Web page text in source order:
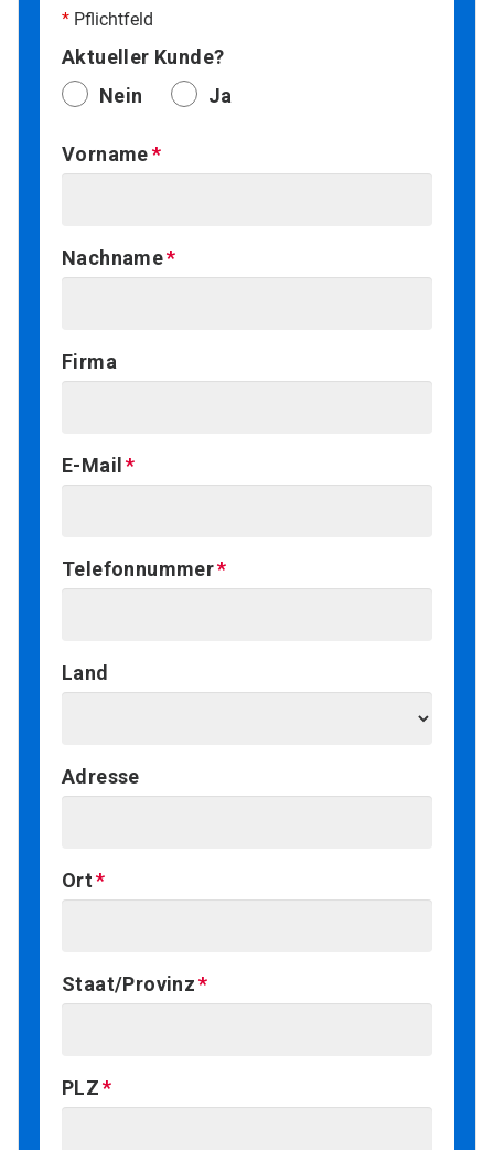
* Pflichtfeld
Aktueller Kunde?
Nein
Ja
Vorname
Nachname
Firma
E-Mail
Telefonnummer
Land
Adresse
Ort
Staat/Provinz
PLZ